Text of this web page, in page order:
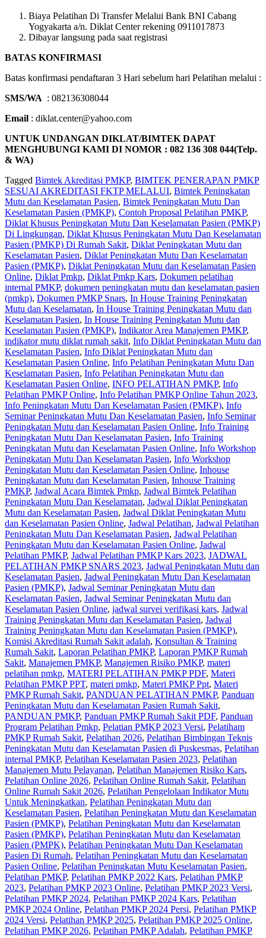
Biaya Pelatihan Di Transfer Melalui Bank BNI Cabang
Yogyakarta a/n. Diklat Center rekening 0911017873
Dibayar langsung pada saat registrasi
BATAS KONFIRMASI
Batas konfirmasi pendaftaran 3 Hari sebelum hari Pelatihan melalui :
SMS/WA : 082136308044
Email : diklat.center@yahoo.com
UNTUK UNDANGAN DIKLAT/BIMTEK DAPAT
MENGHUBUNGI KAMI DI NOMOR : 082 136 308 044(Telp.
& WA)
Tagged Bimtek Akreditasi PMKP, BIMTEK PENERAPAN PMKP
SESUAI AKREDITASI FKTP MELALUI, Bimtek Peningkatan
Mutu dan Keselamatan Pasien, Bimtek Peningkatan Mutu Dan
Keselamatan Pasien (PMKP), Contoh Proposal Pelatihan PMKP,
Diklat Khusus Peningkatan Mutu Dan Keselamatan Pasien (PMKP)
Di Lingkungan, Diklat Khusus Peningkatan Mutu Dan Keselamatan
Pasien (PMKP) Di Rumah Sakit, Diklat Peningkatan Mutu dan
Keselamatan Pasien, Diklat Peningkatan Mutu Dan Keselamatan
Pasien (PMKP), Diklat Peningkatan Mutu dan Keselamatan Pasien
Online, Diklat Pmkp, Diklat Pmkp Kars, Dokumen pelatihan
internal PMKP, dokumen peningkatan mutu dan keselamatan pasien
(pmkp), Dokumen PMKP Snars, In House Training Peningkatan
Mutu dan Keselamatan, In House Training Peningkatan Mutu dan
Keselamatan Pasien, In House Training Peningkatan Mutu dan
Keselamatan Pasien (PMKP), Indikator Area Manajemen PMKP,
indikator mutu diklat rumah sakit, Info Diklat Peningkatan Mutu dan
Keselamatan Pasien, Info Diklat Peningkatan Mutu dan
Keselamatan Pasien Online, Info Pelatihan Peningkatan Mutu Dan
Keselamatan Pasien, Info Pelatihan Peningkatan Mutu dan
Keselamatan Pasien Online, INFO PELATIHAN PMKP, Info
Pelatihan PMKP Online, Info Pelatihan PMKP Online Tahun 2023,
Info Peningkatan Mutu Dan Keselamatan Pasien (PMKP), Info
Seminar Peningkatan Mutu Dan Keselamatan Pasien, Info Seminar
Peningkatan Mutu dan Keselamatan Pasien Online, Info Training
Peningkatan Mutu Dan Keselamatan Pasien, Info Training
Peningkatan Mutu dan Keselamatan Pasien Online, Info Workshop
Peningkatan Mutu Dan Keselamatan Pasien, Info Workshop
Peningkatan Mutu dan Keselamatan Pasien Online, Inhouse
Peningkatan Mutu dan Keselamatan Pasien, Inhouse Training
PMKP, Jadwal Acara Bimtek Pmkp, Jadwal Bimtek Pelatihan
Peningkatan Mutu Dan Keselamatan, Jadwal Diklat Peningkatan
Mutu dan Keselamatan Pasien, Jadwal Diklat Peningkatan Mutu
dan Keselamatan Pasien Online, Jadwal Pelatihan, Jadwal Pelatihan
Peningkatan Mutu Dan Keselamatan Pasien, Jadwal Pelatihan
Peningkatan Mutu dan Keselamatan Pasien Online, Jadwal
Pelatihan PMKP, Jadwal Pelatihan PMKP Kars 2023, JADWAL
PELATIHAN PMKP SNARS 2023, Jadwal Peningkatan Mutu dan
Keselamatan Pasien, Jadwal Peningkatan Mutu Dan Keselamatan
Pasien (PMKP), Jadwal Seminar Peningkatan Mutu dan
Keselamatan Pasien, Jadwal Seminar Peningkatan Mutu dan
Keselamatan Pasien Online, jadwal survei verifikasi kars, Jadwal
Training Peningkatan Mutu dan Keselamatan Pasien, Jadwal
Training Peningkatan Mutu dan Keselamatan Pasien (PMKP),
Komisi Akreditasi Rumah Sakit adalah, Konsultan & Training
Rumah Sakit, Laporan Pelatihan PMKP, Laporan PMKP Rumah
Sakit, Manajemen PMKP, Manajemen Risiko PMKP, materi
pelatihan pmkp, MATERI PELATIHAN PMKP PDF, Materi
Pelatihan PMKP PPT, materi pmkp, Materi PMKP Ppt, Materi
PMKP Rumah Sakit, PANDUAN PELATIHAN PMKP, Panduan
Peningkatan Mutu dan Keselamatan Pasien Rumah Sakit,
PANDUAN PMKP, Panduan PMKP Rumah Sakit PDF, Panduan
Program Pelatihan Pmkp, Pelatian PMKP 2023 Versi, Pelatiham
PMKP Rumah Sakit, Pelatihan 2026, Pelatihan Bimbingan Teknis
Peningkatan Mutu dan Keselamatan Pasien di Puskesmas, Pelatihan
internal PMKP, Pelatihan Keselamatan Pasien 2023, Pelatihan
Manajemen Mutu Pelayanan, Pelatihan Manajemen Risiko Kars,
Pelatihan Online 2026, Pelatihan Online Rumah Sakit, Pelatihan
Online Rumah Sakit 2026, Pelatihan Pengelolaan Indikator Mutu
Untuk Meningkatkan, Pelatihan Peningkatan Mutu dan
Keselamatan Pasien, Pelatihan Peningkatan Mutu dan Keselamatan
Pasien (PMKP), Pelatihan Peningkatan Mutu dan Keselamatan
Pasien (PMKP)‎, Pelatihan Peningkatan Mutu dan Keselamatan
Pasien (PMPK), Pelatihan Peningkatan Mutu Dan Keselamatan
Pasien Di Rumah, Pelatihan Peningkatan Mutu dan Keselamatan
Pasien Online, Pelatihan Peningkatan Mutu Keselamatan Pasien,
Pelatihan PMKP, Pelatihan PMKP 2022 Kars, Pelatihan PMKP
2023, Pelatihan PMKP 2023 Online, Pelatihan PMKP 2023 Versi,
Pelatihan PMKP 2024, Pelatihan PMKP 2024 Kars, Pelatihan
PMKP 2024 Online, Pelatihan PMKP 2024 Persi, Pelatihan PMKP
2024 Versi, Pelatihan PMKP 2025, Pelatihan PMKP 2025 Online,
Pelatihan PMKP 2026, Pelatihan PMKP Adalah, Pelatihan PMKP